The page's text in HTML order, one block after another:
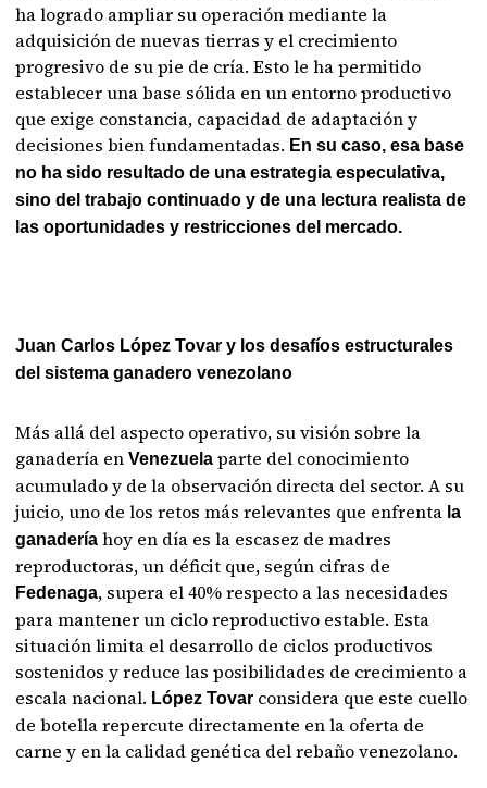
ha logrado ampliar su operación mediante la
adquisición de nuevas tierras y el crecimiento
progresivo de su pie de cría. Esto le ha permitido
establecer una base sólida en un entorno productivo
que exige constancia, capacidad de adaptación y
decisiones bien fundamentadas. En su caso, esa base
no ha sido resultado de una estrategia especulativa,
sino del trabajo continuado y de una lectura realista de
las oportunidades y restricciones del mercado.
Juan Carlos López Tovar y los desafíos estructurales
del sistema ganadero venezolano
Más allá del aspecto operativo, su visión sobre la
ganadería enVenezuela parte del conocimiento
acumulado y de la observación directa del sector. A su
juicio, uno de los retos más relevantes que enfrenta la
ganadería hoy en día es la escasez de madres
reproductoras, un déficit que, según cifras de
Fedenaga, supera el 40% respecto a las necesidades
para mantener un ciclo reproductivo estable. Esta
situación limita el desarrollo de ciclos productivos
sostenidos y reduce las posibilidades de crecimiento a
escala nacional. López Tovar considera que este cuello
de botella repercute directamente en la oferta de
carne y en la calidad genética del rebaño venezolano.